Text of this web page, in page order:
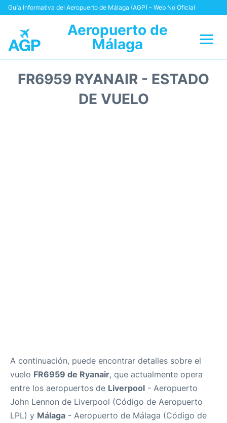
Guía Informativa del Aeropuerto de Málaga (AGP) - Web No Oficial
Aeropuerto de
Málaga
FR6959 RYANAIR - ESTADO
DE VUELO
A continuación, puede encontrar detalles sobre el
vuelo FR6959 de Ryanair, que actualmente opera
entre los aeropuertos de Liverpool - Aeropuerto
John Lennon de Liverpool (Código de Aeropuerto
LPL) y Málaga - Aeropuerto de Málaga (Código de